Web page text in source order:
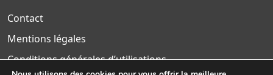
Contact
Mentions légales
Conditions générales d’utilisations